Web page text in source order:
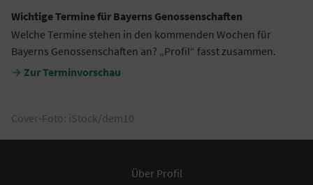
Wichtige Termine für Bayerns Genossenschaften
Welche Termine stehen in den kommenden Wochen für
Bayerns Genossenschaften an? „Profil“ fasst zusammen.
 Zur Terminvorschau
Cover-Foto: iStock/dem10
Über Profil